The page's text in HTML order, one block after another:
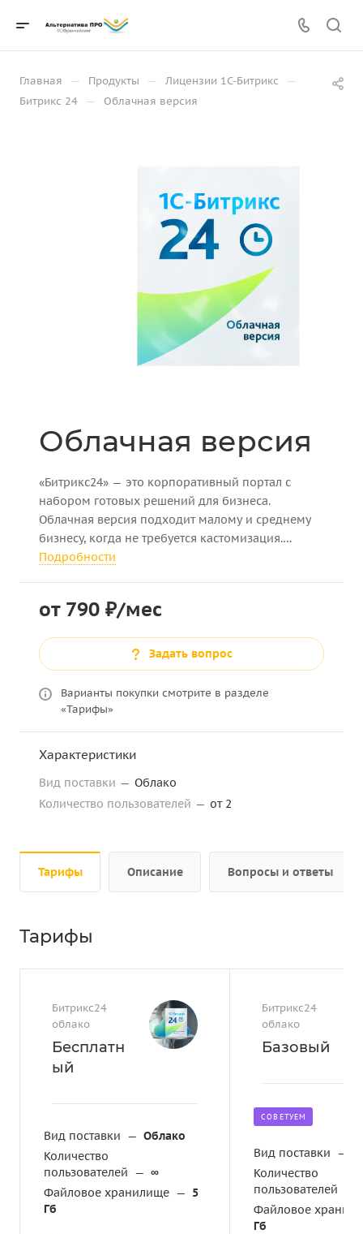
Главная — Продукты — Лицензии 1С-Битрикс —
Битрикс 24 — Облачная версия
Облачная версия
«Битрикс24» — это корпоративный портал с
набором готовых решений для бизнеса.
Облачная версия подходит малому и среднему
бизнесу, когда не требуется кастомизация.
Настроить систему можно без IT-специалистов.
Подробности
от 790 ₽/мес
Задать вопрос
Варианты покупки смотрите в разделе
«Тарифы»
Характеристики
Вид поставки — Облако
Количество пользователей — от 2
Тарифы Описание Вопросы и ответы
Тарифы
Битрикс24
облако
Бесплатн
ый
Вид поставки — Облако
Количество
пользователей — ∞
Файловое хранилище — 5
Гб
Битрикс24
облако
Базовый
CОВЕТУЕМ
Вид поставки —
Количество
пользователей
Файловое
Гб